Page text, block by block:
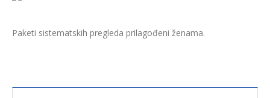
Paketi sistematskih pregleda prilagođeni ženama.